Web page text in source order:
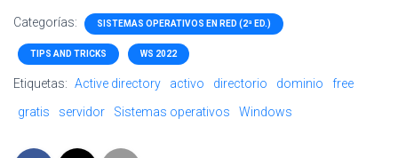
Categorías: SISTEMAS OPERATIVOS EN RED (2ª ED.)
TIPS AND TRICKS WS 2022
Etiquetas: Active directory activo directorio dominio
free
gratis
servidor Sistemas operativos Windows